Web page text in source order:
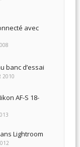
avec
banc d’essai
2010
AF-S 18-
Lightroom